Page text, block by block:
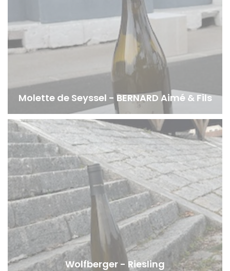
Molette de Seyssel - BERNARD Aimé & Fils
Wolfberger - Riesling